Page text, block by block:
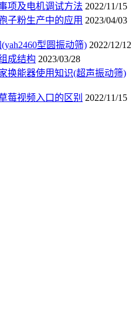
项及电机调试方法 2022/11/15
子粉生产中的应用 2023/04/03
型圆振动筛) 2022/12/12
成结构 2023/03/28
换能器使用知识(超声振动筛)
莓视频入口的区别 2022/11/15